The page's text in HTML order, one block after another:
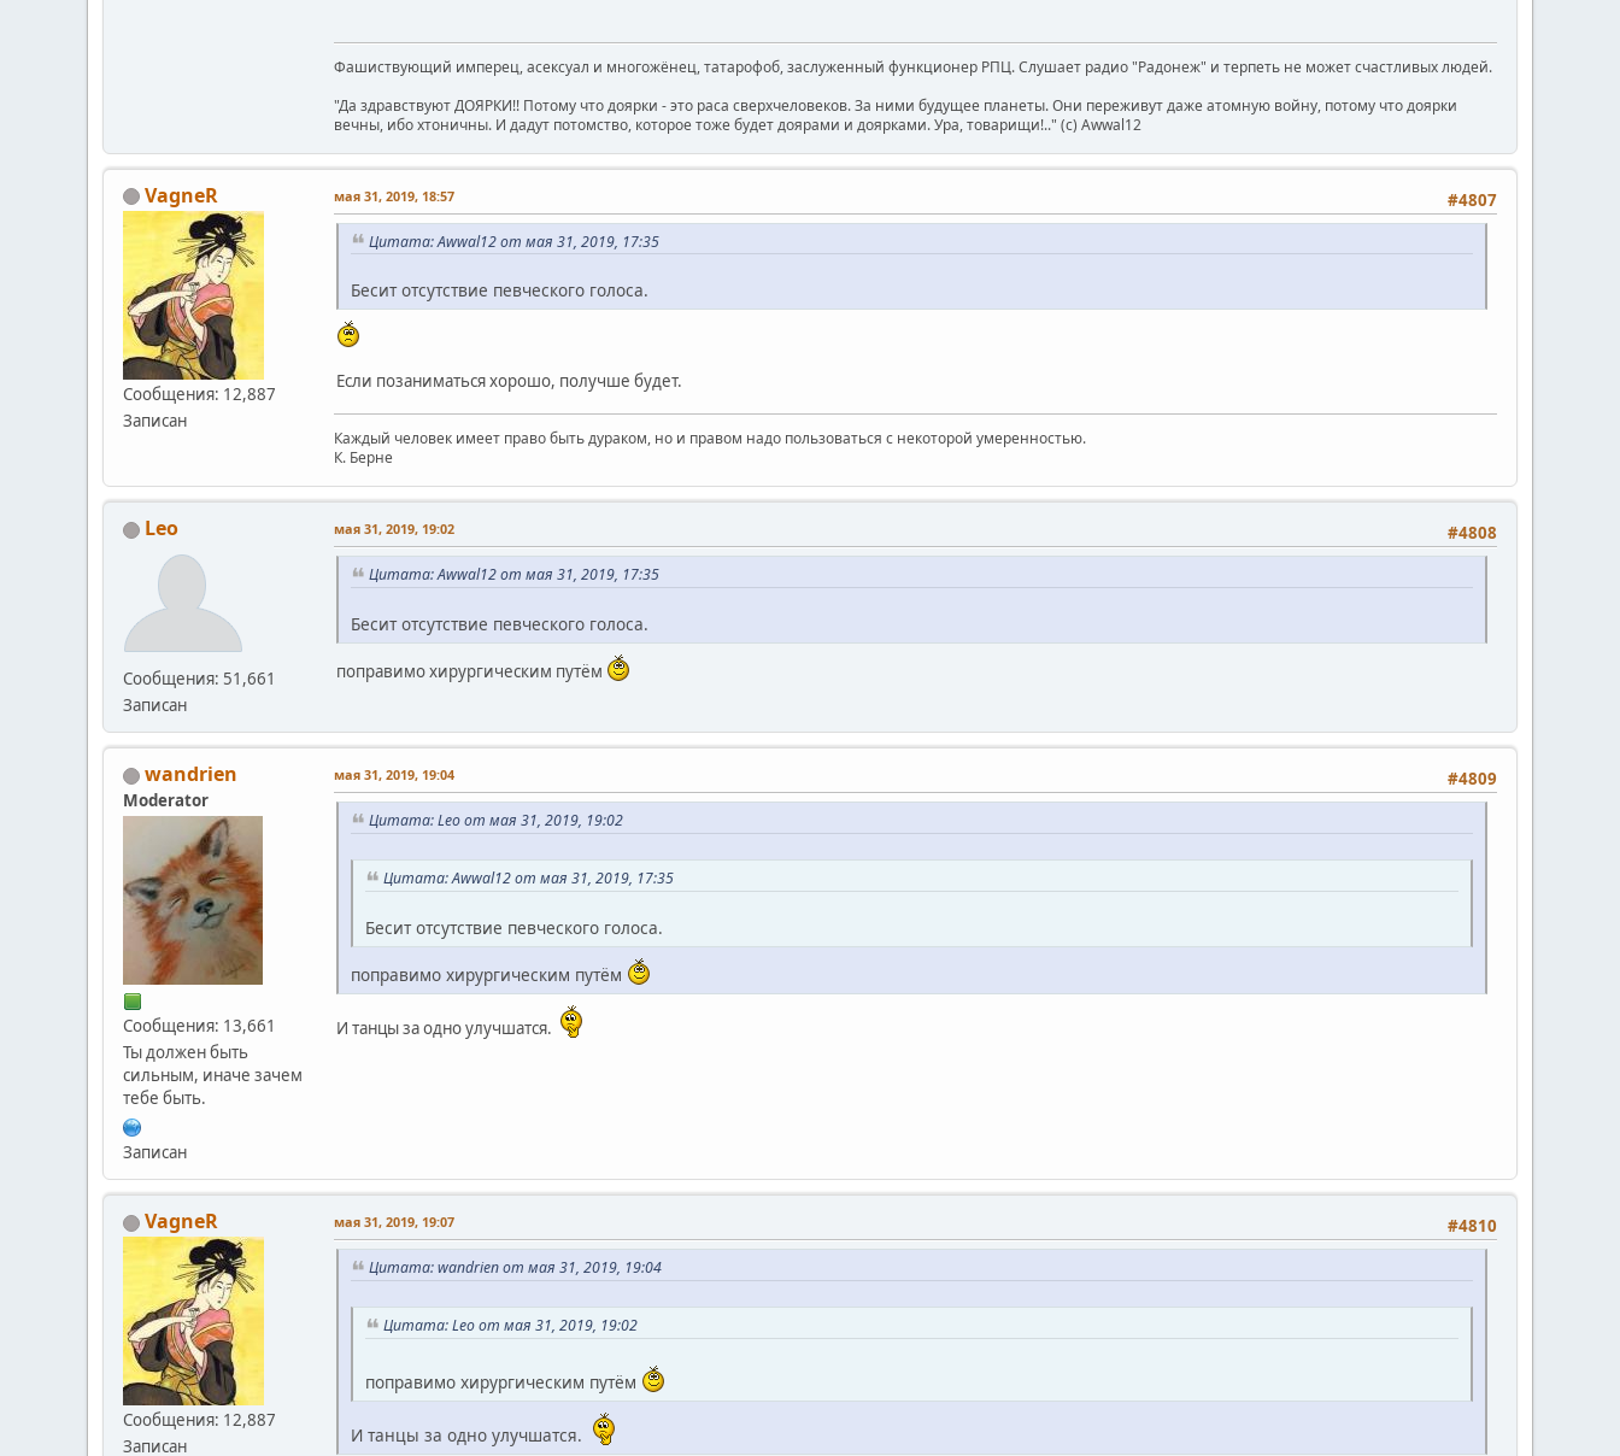
Фашиствующий имперец, асексуал и многожёнец, татарофоб, заслуженный функционер РПЦ. Слушает радио "Радонеж" и терпеть не может счастливых людей.
"Да здравствуют ДОЯРКИ!! Потому что доярки - это раса сверхчеловеков. За ними будущее планеты. Они переживут даже атомную войну, потому что доярки
вечны, ибо хтоничны. И дадут потомство, которое тоже будет доярами и доярками. Ура, товарищи!.." (c) Awwal12
VagneR
Сообщения: 12,887
Записан
#4807
мая 31, 2019, 18:57
Цитата: Awwal12 от мая 31, 2019, 17:35
Бесит отсутствие певческого голоса.
Если позаниматься хорошо, получше будет.
Каждый человек имеет право быть дураком, но и правом надо пользоваться с некоторой умеренностью.
К. Берне
Leo
Сообщения: 51,661
Записан
#4808
мая 31, 2019, 19:02
Цитата: Awwal12 от мая 31, 2019, 17:35
Бесит отсутствие певческого голоса.
поправимо хирургическим путём
wandrien
Moderator
Сообщения: 13,661
Ты должен быть
сильным, иначе зачем
тебе быть.
Записан
#4809
мая 31, 2019, 19:04
Цитата: Leo от мая 31, 2019, 19:02
Цитата: Awwal12 от мая 31, 2019, 17:35
Бесит отсутствие певческого голоса.
поправимо хирургическим путём
И танцы за одно улучшатся.
VagneR
Сообщения: 12,887
Записан
#4810
мая 31, 2019, 19:07
Цитата: wandrien от мая 31, 2019, 19:04
Цитата: Leo от мая 31, 2019, 19:02
поправимо хирургическим путём
И танцы за одно улучшатся.